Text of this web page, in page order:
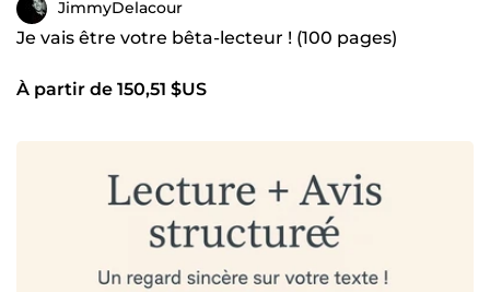
JimmyDelacour
Je vais être votre bêta-lecteur ! (100 pages)
À partir de 150,51 $US